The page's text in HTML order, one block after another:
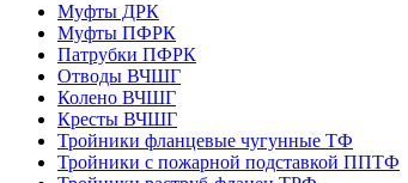
Муфты ДРК
Муфты ПФРК
Патрубки ПФРК
Отводы ВЧШГ
Колено ВЧШГ
Кресты ВЧШГ
Тройники фланцевые чугунные ТФ
Тройники с пожарной подставкой ППТФ